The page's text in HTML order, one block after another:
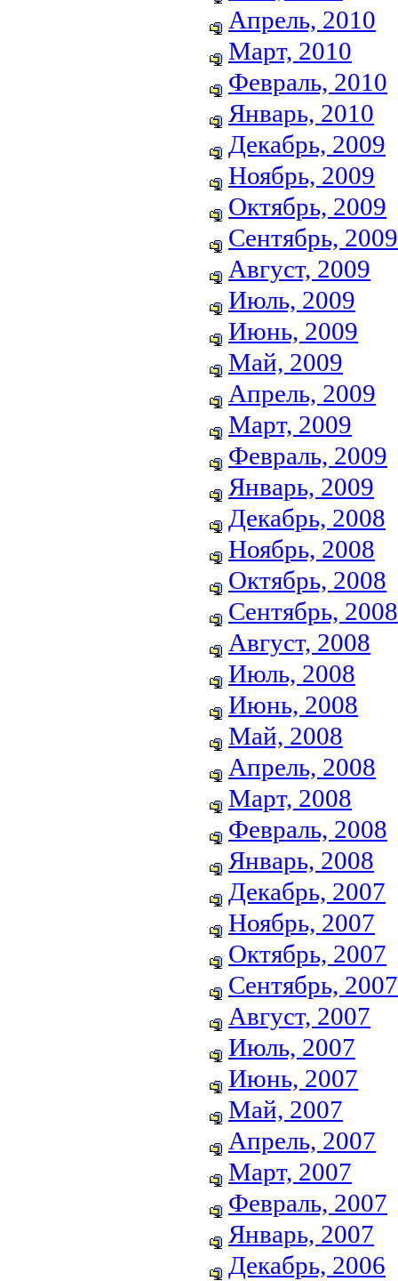
Апрель, 2010
Март, 2010
Февраль, 2010
Январь, 2010
Декабрь, 2009
Ноябрь, 2009
Октябрь, 2009
Сентябрь, 2009
Август, 2009
Июль, 2009
Июнь, 2009
Май, 2009
Апрель, 2009
Март, 2009
Февраль, 2009
Январь, 2009
Декабрь, 2008
Ноябрь, 2008
Октябрь, 2008
Сентябрь, 2008
Август, 2008
Июль, 2008
Июнь, 2008
Май, 2008
Апрель, 2008
Март, 2008
Февраль, 2008
Январь, 2008
Декабрь, 2007
Ноябрь, 2007
Октябрь, 2007
Сентябрь, 2007
Август, 2007
Июль, 2007
Июнь, 2007
Май, 2007
Апрель, 2007
Март, 2007
Февраль, 2007
Январь, 2007
Декабрь, 2006